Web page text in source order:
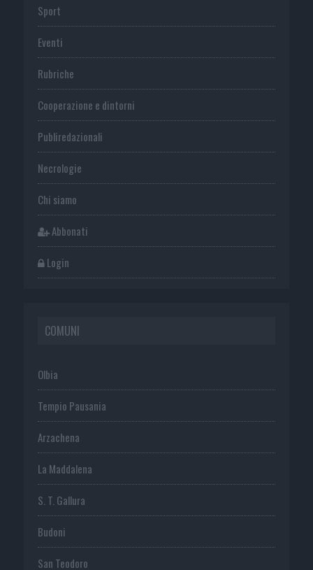
Sport
Eventi
Rubriche
Cooperazione e dintorni
Publiredazionali
Necrologie
Chi siamo
Abbonati
Login
COMUNI
Olbia
Tempio Pausania
Arzachena
La Maddalena
S. T. Gallura
Budoni
San Teodoro